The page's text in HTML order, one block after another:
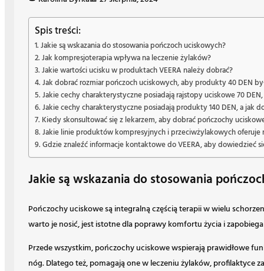
Spis treści:
Jakie są wskazania do stosowania pończoch uciskowych?
Jak kompresjoterapia wpływa na leczenie żylaków?
Jakie wartości ucisku w produktach VEERA należy dobrać?
Jak dobrać rozmiar pończoch uciskowych, aby produkty 40 DEN
Jakie cechy charakterystyczne posiadają rajstopy uciskowe 70
Jakie cechy charakterystyczne posiadają produkty 140 DEN, a jak
Kiedy skonsultować się z lekarzem, aby dobrać pończochy
Jakie linie produktów kompresyjnych i przeciwżylakowych oferuje
Gdzie znaleźć informacje kontaktowe do VEERA, aby dowiedzieć
Jakie są wskazania do stosowania
Pończochy uciskowe są integralną częścią terapii w wielu
warto je nosić, jest istotne dla poprawy komfortu życia i
Przede wszystkim, pończochy uciskowe wspierają prawidłowe
nóg. Dlatego też, pomagają one w leczeniu żylaków, profilaktyce